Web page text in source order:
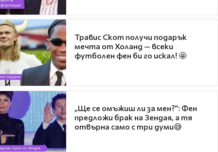
Травис Скот получи подарък
мечта от Холанд — всеки
футболен фен би го искал! 🤩
„Ще се омъжиш ли за мен?“: Фен
предложи брак на Зендая, а тя
отвърна само с три думи😅